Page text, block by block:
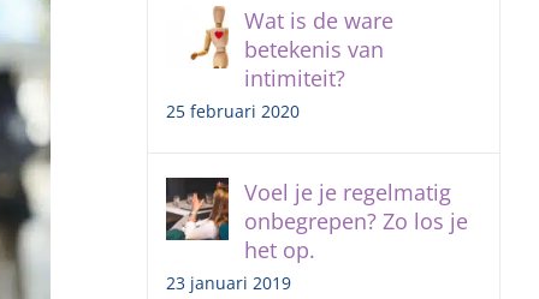
Wat is de ware
betekenis van
intimiteit?
25 februari 2020
Voel je je regelmatig
onbegrepen? Zo los je
het op.
23 januari 2019